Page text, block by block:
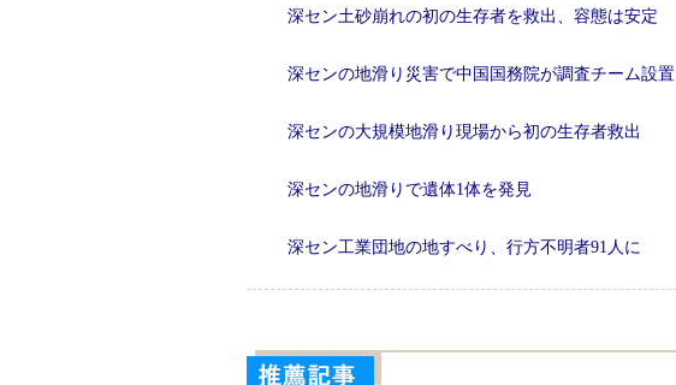
深セン土砂崩れの初の生存者を救出、容態は安定
深センの地滑り災害で中国国務院が調査チーム設置
深センの大規模地滑り現場から初の生存者救出
深センの地滑りで遺体1体を発見
深セン工業団地の地すべり、行方不明者91人に